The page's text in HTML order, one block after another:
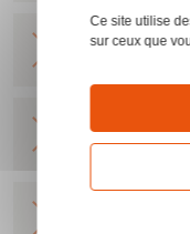
CANON
VURSAN
Ce site utilise
sur ceux que